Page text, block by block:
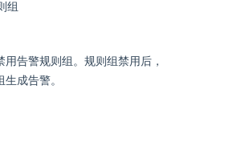
组
告警规则组。规则组禁用后，
成告警。